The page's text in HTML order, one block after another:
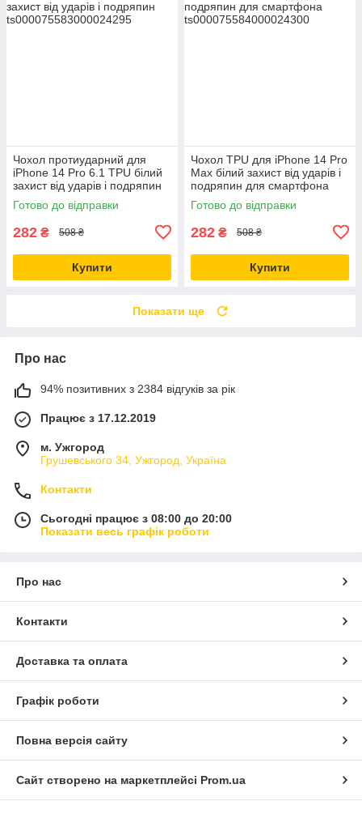
Чохол протиударний для
iPhone 14 Pro 6.1 TPU білий
захист від ударів і подряпин
Готово до відправки
282 ₴ 508 ₴
Купити
Чохол TPU для iPhone 14 Pro
Max білий захист від ударів і
подряпин для смартфона
Готово до відправки
282 ₴ 508 ₴
Купити
Показати ще
Про нас
94% позитивних з 2384 відгуків за рік
Працює з 17.12.2019
м. Ужгород
Грушевського 34, Ужгород, Україна
Контакти
Сьогодні працює з 08:00 до 20:00
Показати весь графік роботи
Про нас
Контакти
Доставка та оплата
Графік роботи
Повна версія сайту
Сайт створено на маркетплейсі Prom.ua